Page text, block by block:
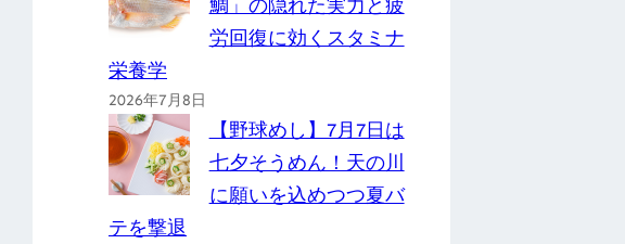
鯛」の隠れた実力と疲
労回復に効くスタミナ
栄養学
2026年7月8日
【野球めし】7月7日は
七夕そうめん！天の川
に願いを込めつつ夏バ
テを撃退